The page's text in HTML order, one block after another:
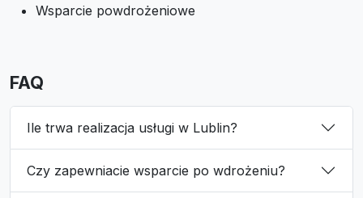
Wsparcie powdrożeniowe
FAQ
Ile trwa realizacja usługi w Lublin?
Czy zapewniacie wsparcie po wdrożeniu?